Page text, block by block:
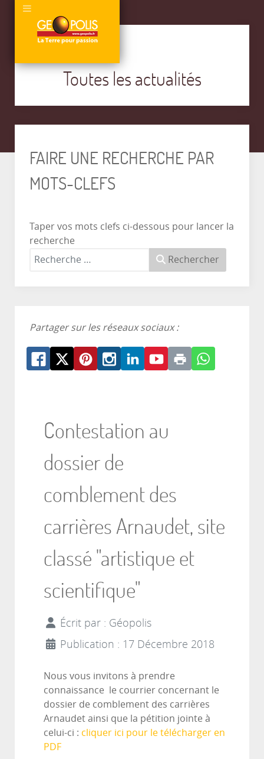
Toutes les actualités
FAIRE UNE RECHERCHE PAR
MOTS-CLEFS
Taper vos mots clefs ci-dessous pour lancer la
recherche
Rechercher
Partager sur les réseaux sociaux :
Contestation au
dossier de
comblement des
carrières Arnaudet, site
classé "artistique et
scientifique"
Écrit par : Géopolis
Publication : 17 Décembre 2018
Nous vous invitons à prendre
connaissance le courrier concernant le
dossier de comblement des carrières
Arnaudet ainsi que la pétition jointe à
celui-ci : cliquer ici pour le télécharger en
PDF